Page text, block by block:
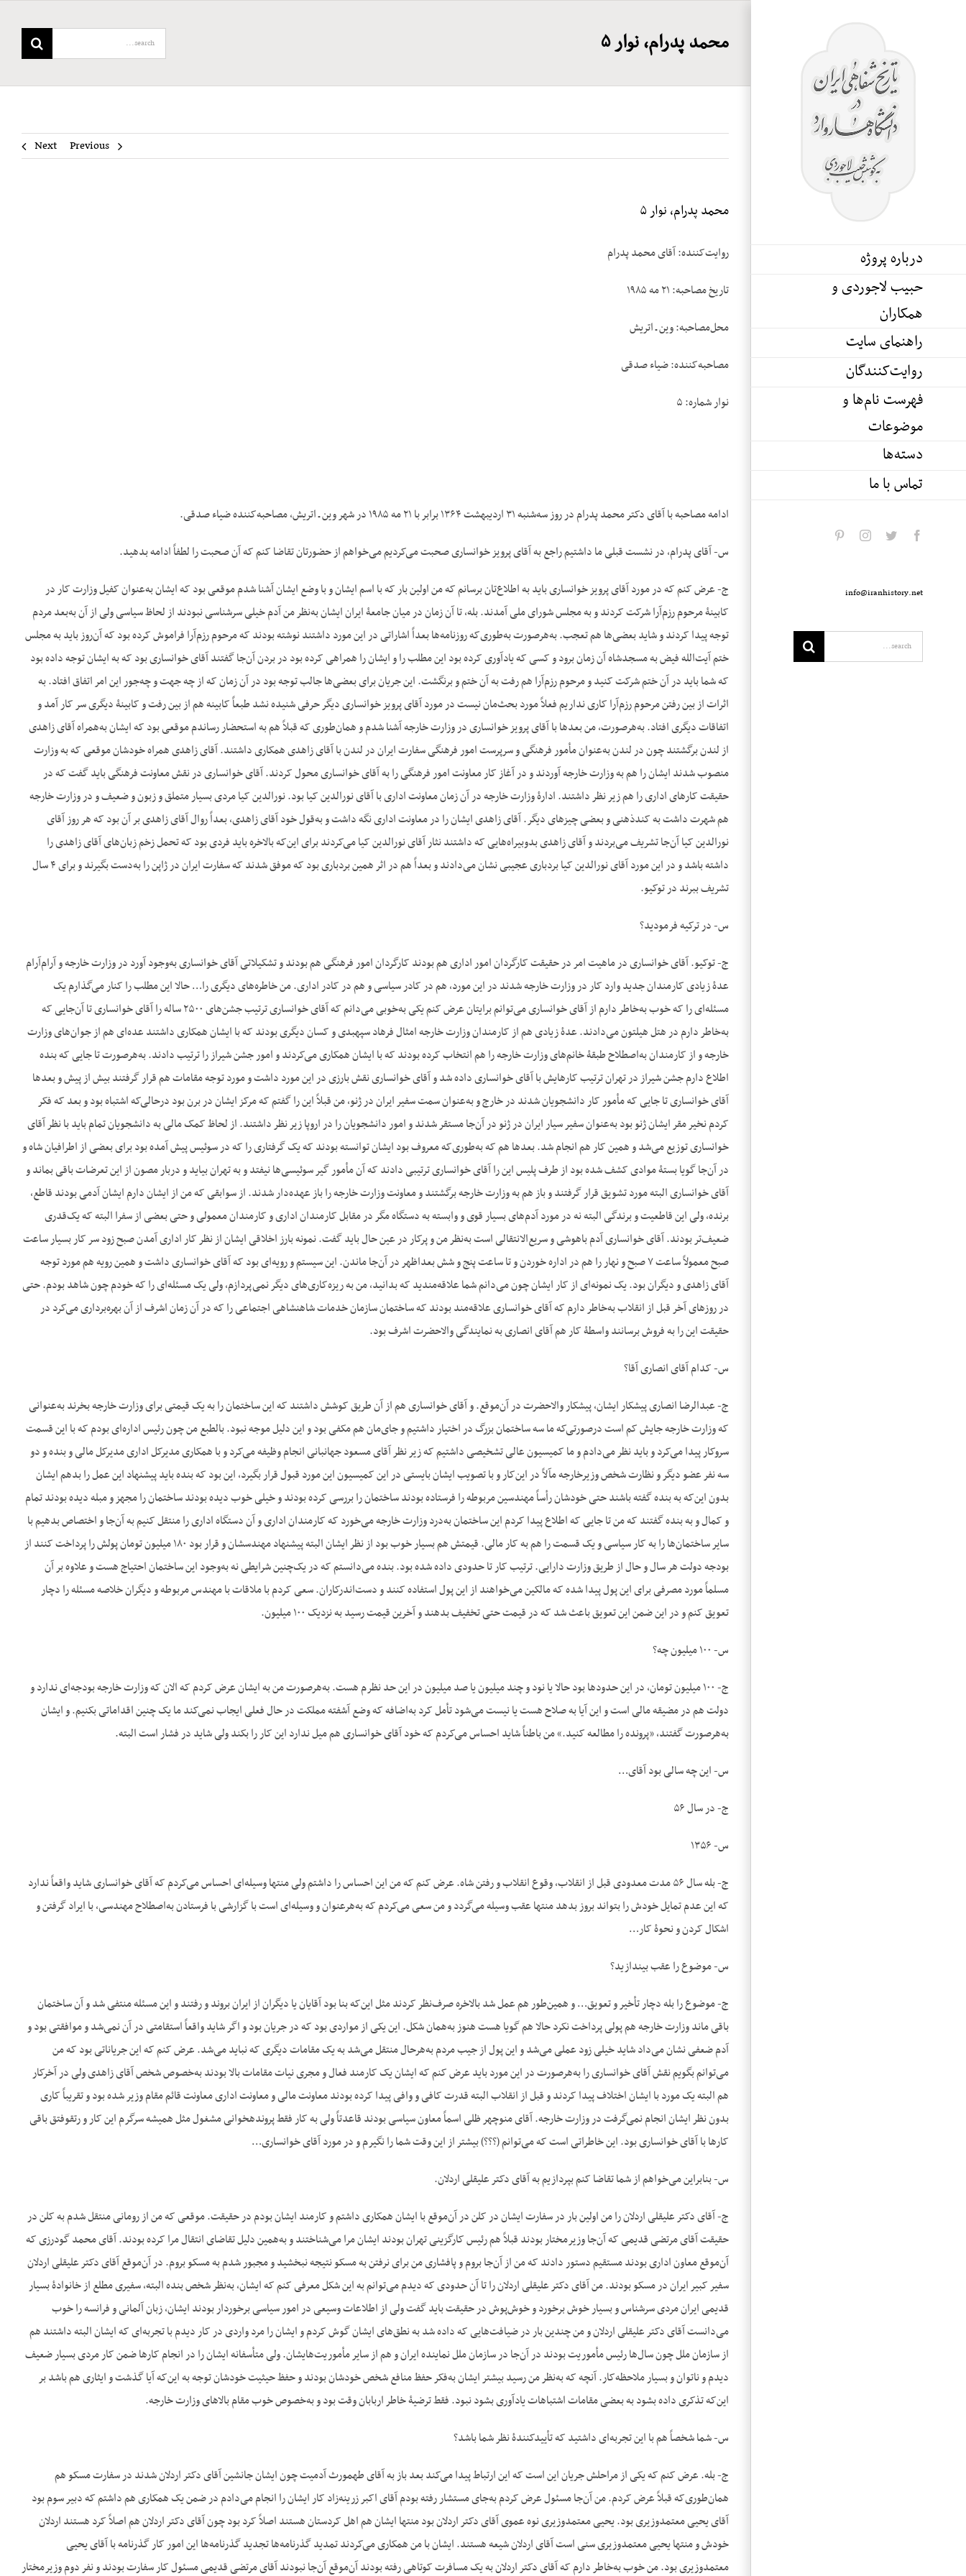
درباره پروژه
حبیب لاجوردی و
همکاران
راهنمای سایت
روایت‌کنندگان
فهرست نام‌ها و
موضوعات
دسته‌ها
تماس با ما
facebook
twitter
instagram
info@iranhistory.net
محمد پدرام، نوار ۵
Search
for:
Previous
Next
محمد پدرام، نوار ۵
روایت‌کننده: آقای محمد پدرام
تاریخ مصاحبه: ۲۱ مه ۱۹۸۵
محل‌مصاحبه: وین ـ اتریش
مصاحبه‌کننده: ضیاء صدقی
نوار شماره: ۵
‌ادامه مصاحبه با آقای دکتر محمد پدرام در روز سه‌شنبه ۳۱ اردیبهشت ۱۳۶۴ برابر با ۲۱ مه ۱۹۸۵ در شهر وین ـ اتریش، مصاحبه‌کننده ضیاء صدقی.
س- آقای پدرام، در نشست قبلی ما داشتیم راجع به آقای پرویز خوانساری صحبت می‌کردیم می‌خواهم از حضورتان تقاضا کنم که آن صحبت را لطفاً ادامه بدهید.
ج- عرض کنم که در مورد آقای پرویز خوانساری باید به اطلاع‌تان برسانم که من اولین بار که با اسم ایشان و با وضع ایشان آشنا شدم موقعی بود که ایشان به‌عنوان کفیل وزارت کار در
کابینۀ مرحوم رزم‌آرا شرکت کردند و به مجلس شورای ملی آمدند. بله، تا آن زمان در میان جامعۀ ایران ایشان به‌نظر من آدم خیلی سرشناسی نبودند از لحاظ سیاسی ولی از آن به‌بعد مردم
توجه پیدا کردند و شاید بعضی‌ها هم تعجب. به‌هرصورت به‌طوری‌که روزنامه‌ها بعداً اشاراتی در این مورد داشتند نوشته بودند که مرحوم رزم‌آرا فراموش کرده بود که آن‌روز باید به مجلس
ختم آیت‌الله فیض به مسجدشاه آن زمان برود و کسی که یادآوری کرده بود این مطلب را و ایشان را همراهی کرده بود در بردن آن‌جا گفتند آقای خوانساری بود که به ایشان توجه داده بود
که شما باید در آن ختم شرکت کنید و مرحوم رزم‌آرا هم رفت به آن ختم و برنگشت. این جریان برای بعضی‌ها جالب توجه بود در آن زمان که از چه جهت و چه‌جور این امر اتفاق افتاد. به
اثرات از بین رفتن مرحوم رزم‌آرا کاری نداریم فعلاً مورد بحث‌مان نیست در مورد آقای پرویز خوانساری دیگر حرفی شنیده نشد طبعاً کابینه هم از بین رفت و کابینۀ دیگری سر کار آمد و
اتفاقات دیگری افتاد. به‌هرصورت، من بعدها با آقای پرویز خوانساری در وزارت خارجه آشنا شدم و همان‌طوری که قبلاً هم به استحضار رساندم موقعی بود که ایشان به‌همراه آقای زاهدی
از لندن برگشتند چون در لندن به‌عنوان مأمور فرهنگی و سرپرست امور فرهنگی سفارت ایران در لندن با آقای زاهدی همکاری داشتند. آقای زاهدی همراه خودشان موقعی که به وزارت
منصوب شدند ایشان را هم به وزارت خارجه آوردند و در آغاز کار معاونت امور فرهنگی را به آقای خوانساری محول کردند. آقای خوانساری در نقش معاونت فرهنگی باید گفت که در
حقیقت کارهای اداری را هم زیر نظر داشتند. ادارۀ وزارت خارجه در آن زمان معاونت اداری با آقای نورالدین کیا بود. نورالدین کیا مردی بسیار متملق و زبون و ضعیف و در وزارت خارجه
هم شهرت داشت به کندذهنی و بعضی چیزهای دیگر. آقای زاهدی ایشان را در معاونت اداری نگه داشت و به‌قول خود آقای زاهدی، بعداً روال آقای زاهدی بر آن بود که هر روز آقای
نورالدین کیا آن‌جا تشریف می‌بردند و آقای زاهدی بدوبیراه‌هایی که داشتند نثار آقای نورالدین کیا می‌کردند برای این‌که بالاخره باید فردی بود که تحمل زخم زبان‌های آقای زاهدی را
داشته باشد و در این مورد آقای نورالدین کیا بردباری عجیبی نشان می‌دادند و بعداً هم در اثر همین بردباری بود که موفق شدند که سفارت ایران در ژاپن را به‌دست بگیرند و برای ۴ سال
تشریف ببرند در توکیو.
س- در ترکیه فرمودید؟
ج- توکیو. آقای خوانساری در ماهیت امر در حقیقت کارگردان امور اداری هم بودند کارگردان امور فرهنگی هم بودند و تشکیلاتی آقای خوانساری به‌وجود آورد در وزارت خارجه و آرام‌آرام
عدۀ زیادی کارمندان جدید وارد کار در وزارت خارجه شدند در این مورد، هم در کادر سیاسی و هم در کادر اداری. من خاطره‌های دیگری را… حالا این مطلب را کنار می‌گذارم یک
مسئله‌ای را که خوب به‌خاطر دارم از آقای خوانساری می‌توانم برایتان عرض کنم یکی به‌خوبی می‌دانم که آقای خوانساری ترتیب جشن‌های ۲۵۰۰ ساله را آقای خوانساری تا آن‌جایی که
به‌خاطر دارم در هتل هیلتون می‌دادند. عدۀ زیادی هم از کارمندان وزارت خارجه امثال فرهاد سپهبدی و کسان دیگری بودند که با ایشان همکاری داشتند عده‌ای هم از جوان‌های وزارت
خارجه و از کارمندان به‌اصطلاح طبقۀ خانم‌های وزارت خارجه را هم انتخاب کرده بودند که با ایشان همکاری می‌کردند و امور جشن شیراز را ترتیب دادند. به‌هرصورت تا جایی که بنده
اطلاع دارم جشن شیراز در تهران ترتیب کارهایش با آقای خوانساری داده شد و آقای خوانساری نقش بارزی در این مورد داشت و مورد توجه مقامات هم قرار گرفتند بیش از پیش و بعدها
آقای خوانساری تا جایی که مأمور کار دانشجویان شدند در خارج و به‌عنوان سمت سفیر ایران در ژنو، من قبلاً این را گفتم که مرکز ایشان در برن بود درحالی‌که اشتباه بود و بعد که فکر
کردم نخیر مقر ایشان ژنو بود به‌عنوان سفیر سیار ایران در ژنو در آن‌جا مستقر شدند و امور دانشجویان را در اروپا زیر نظر داشتند. از لحاظ کمک مالی به دانشجویان تمام باید با نظر آقای
خوانساری توزیع می‌شد و همین کار هم انجام شد. بعدها هم که به‌طوری‌که معروف بود ایشان توانسته بودند که یک گرفتاری را که در سوئیس پیش آمده بود برای بعضی از اطرافیان شاه و
در آن‌جا گویا بستۀ موادی کشف شده بود از طرف پلیس این را آقای خوانساری ترتیبی دادند که آن مأمور گیر سوئیسی‌ها نیفتد و به تهران بیاید و دربار مصون از این تعرضات باقی بماند و
آقای خوانساری البته مورد تشویق قرار گرفتند و باز هم به وزارت خارجه برگشتند و معاونت وزارت خارجه را باز عهده‌دار شدند. از سوابقی که من از ایشان دارم ایشان آدمی بودند قاطع،
برنده، ولی این قاطعیت و برندگی البته نه در مورد آدم‌های بسیار قوی و وابسته به دستگاه مگر در مقابل کارمندان اداری و کارمندان معمولی و حتی بعضی از سفرا البته که یک‌قدری
ضعیف‌تر بودند. آقای خوانساری آدم باهوشی و سریع‌الانتقالی است به‌نظر من و پرکار در عین حال باید گفت. نمونه بارز اخلاقی ایشان از نظر کار اداری آمدن صبح زود سر کار بسیار ساعت
صبح معمولاً ساعت ۷ صبح و نهار را هم در اداره خوردن و تا ساعت پنج و شش بعداظهر در آن‌جا ماندن. این سیستم و رویه‌ای بود که آقای خوانساری داشت و همین رویه هم مورد توجه
آقای زاهدی و دیگران بود. یک نمونه‌ای از کار ایشان چون می‌دانم شما علاقه‌مندید که بدانید، من به ریزه‌کاری‌های دیگر نمی‌پردازم، ولی یک مسئله‌ای را که خودم چون شاهد بودم. حتی
در روزهای آخر قبل از انقلاب به‌خاطر دارم که آقای خوانساری علاقه‌مند بودند که ساختمان سازمان خدمات شاهنشاهی اجتماعی را که در آن زمان اشرف از آن بهره‌برداری می‌کرد در
حقیقت این را به فروش برسانند واسطۀ کار هم آقای انصاری به نمایندگی والاحضرت اشرف بود.
س- کدام آقای انصاری آقا؟
ج- عبدالرضا انصاری پیشکار ایشان، پیشکار والاحضرت در آن‌موقع. و آقای خوانساری هم از آن طریق کوشش داشتند که این ساختمان را به یک قیمتی برای وزارت خارجه بخرند به‌عنوانی
که وزارت خارجه جایش کم است درصورتی‌که ما سه ساختمان بزرگ در اختیار داشتیم و جای‌مان هم مکفی بود و این دلیل موجه نبود. بالطبع من چون رئیس اداره‌ای بودم که با این قسمت
سروکار پیدا می‌کرد و باید نظر می‌دادم و ما کمیسیون عالی تشخیصی داشتیم که زیر نظر آقای مسعود جهانبانی انجام وظیفه می‌کرد و با همکاری مدیرکل اداری مدیرکل مالی و بنده و دو
سه نفر عضو دیگر و نظارت شخص وزیرخارجه مآلاً در این‌کار و با تصویب ایشان بایستی در این کمیسیون این مورد قبول قرار بگیرد، این بود که بنده باید پیشنهاد این عمل را بدهم ایشان
بدون این‌که به بنده گفته باشند حتی خودشان رأساً مهندسین مربوطه را فرستاده بودند ساختمان را بررسی کرده بودند و خیلی خوب دیده بودند ساختمان را مجهز و مبله دیده بودند تمام
و کمال و به بنده گفتند که من تا جایی که اطلاع پیدا کردم این ساختمان به‌درد وزارت خارجه می‌خورد که کارمندان اداری و آن دستگاه اداری را منتقل کنیم به آن‌جا و اختصاص بدهیم با
سایر ساختمان‌ها را به کار سیاسی و یک قسمت را هم به کار مالی. قیمتش هم بسیار خوب بود از نظر ایشان البته پیشنهاد مهندسشان و قرار بود ۱۸۰ میلیون تومان پولش را پرداخت کنند از
بودجه دولت هر سال و حال از طریق وزارت دارایی. ترتیب کار تا حدودی داده شده بود. بنده می‌دانستم که در یک‌چنین شرایطی نه به‌وجود این ساختمان احتیاج هست و علاوه بر آن
مسلماً مورد مصرفی برای این پول پیدا شده که مالکین می‌خواهند از این پول استفاده کنند و دست‌اندرکاران. سعی کردم با ملاقات با مهندس مربوطه و دیگران خلاصه مسئله را دچار
تعویق کنم و در این ضمن این تعویق باعث شد که در قیمت حتی تخفیف بدهند و آخرین قیمت رسید به نزدیک ۱۰۰ میلیون.
س- ۱۰۰ میلیون چه؟
ج- ۱۰۰ میلیون تومان، در این حدودها بود حالا یا نود و چند میلیون یا صد میلیون در این حد نظرم هست. به‌هرصورت من به ایشان عرض کردم که الان که وزارت خارجه بودجه‌ای ندارد و
دولت هم در مضیقه مالی است و این آیا به صلاح هست یا نیست می‌شود تأمل کرد به‌اضافه که وضع آشفته مملکت در حال فعلی ایجاب نمی‌کند ما یک چنین اقداماتی بکنیم. و ایشان
به‌هرصورت گفتند، «پرونده را مطالعه کنید.» من باطناً شاید احساس می‌کردم که خود آقای خوانساری هم میل ندارد این کار را بکند ولی شاید در فشار است البته.
س- این چه سالی بود آقای…
ج- در سال ۵۶
س- ۱۳۵۶
ج- بله سال ۵۶ مدت معدودی قبل از انقلاب، وقوع انقلاب و رفتن شاه. عرض کنم که من این احساس را داشتم ولی منتها وسیله‌ای احساس می‌کردم که آقای خوانساری شاید واقعاً ندارد
که این عدم تمایل خودش را بتواند بروز بدهد منتها عقب وسیله می‌گردد و من سعی می‌کردم که به‌هرعنوان و وسیله‌ای است با گزارشی با فرستادن به‌اصطلاح مهندسی، با ایراد گرفتن و
اشکال کردن و نحوۀ کار…
س- موضوع را عقب بیندازید؟
ج- موضوع را بله دچار تأخیر و تعویق… و همین‌طور هم عمل شد بالاخره صرف‌نظر کردند مثل این‌که بنا بود آقایان یا دیگران از ایران بروند و رفتند و این مسئله منتفی شد و آن ساختمان
باقی ماند وزارت خارجه هم پولی پرداخت نکرد حالا هم گویا هست هنوز به‌همان شکل. این یکی از مواردی بود که در جریان بود و اگر شاید واقعاً استقامتی در آن نمی‌شد و موافقتی بود و
آدم ضعفی نشان می‌داد شاید خیلی زود عملی می‌شد و این پول از جیب مردم به‌هرحال منتقل می‌شد به یک مقامات دیگری که نباید می‌شد. عرض کنم که این جریاناتی بود که من
می‌توانم بگویم نقش آقای خوانساری را به‌هرصورت در این مورد باید عرض کنم که ایشان یک کارمند فعال و مجری نیات مقامات بالا بودند به‌خصوص شخص آقای زاهدی ولی در آخرکار
هم البته یک مورد با ایشان اختلاف پیدا کردند و قبل از انقلاب البته قدرت کافی و وافی پیدا کرده بودند معاونت مالی و معاونت اداری معاونت قائم مقام وزیر شده بود و تقریباً کاری
بدون نظر ایشان انجام نمی‌گرفت در وزارت خارجه. آقای منوچهر ظلی اسماً معاون سیاسی بودند قاعدتاً ولی به کار فقط پرونده‏خوانی مشغول مثل همیشه سرگرم این کار و رتق‏وفتق باقی
کارها با آقای خوانساری بود. این خاطراتی است که می‌توانم (؟؟؟) بیشتر از این وقت شما را نگیرم و در مورد آقای خوانساری…
س- بنابراین می‌خواهم از شما تقاضا کنم بپردازیم به آقای دکتر علیقلی اردلان.
ج- آقای دکتر علیقلی اردلان را من اولین بار در سفارت ایشان در کلن در آن‌موقع با ایشان همکاری داشتم و کارمند ایشان بودم در حقیقت. موقعی که من از رومانی منتقل شدم به کلن در
حقیقت آقای مرتضی قدیمی که آن‌جا وزیرمختار بودند قبلاً هم رئیس کارگزینی تهران بودند ایشان مرا می‌شناختند و به‌همین دلیل تقاضای انتقال مرا کرده بودند. آقای محمد گودرزی که
آن‌موقع معاون اداری بودند مستقیم دستور دادند که من از آن‌جا بروم و پافشاری من برای نرفتن به مسکو نتیجه نبخشید و مجبور شدم به مسکو بروم. در آن‌موقع آقای دکتر علیقلی اردلان
سفیر کبیر ایران در مسکو بودند. من آقای دکتر علیقلی اردلان را تا آن حدودی که دیدم می‌توانم به این شکل معرفی کنم که ایشان، به‌نظر شخص بنده البته، سفیری مطلع از خانوادۀ بسیار
قدیمی ایران مردی سرشناس و بسیار خوش برخورد و خوش‌پوش در حقیقت باید گفت ولی از اطلاعات وسیعی در امور سیاسی برخوردار بودند ایشان، زبان آلمانی و فرانسه را خوب
می‌دانست آقای دکتر علیقلی اردلان و من چندین بار در ضیافت‌هایی که داده شد به نطق‌های ایشان گوش کردم و ایشان را مرد واردی در کار دیدم با تجربه‌ای که ایشان البته داشتند هم
از سازمان ملل چون سال‌ها رئیس مأموریت بودند در آن‌جا در سازمان ملل نماینده ایران و هم از سایر مأموریت‌هایشان. ولی متأسفانه ایشان را در انجام کارها ضمن کار مردی بسیار ضعیف
دیدم و ناتوان و بسیار ملاحظه‌کار. آنچه که به‌نظر من رسید بیشتر ایشان به‌فکر حفظ منافع شخص خودشان بودند و حفظ حیثیت خودشان توجه به این‌که آیا گذشت و ایثاری هم باشد بر
این‌که تذکری داده بشود به بعضی مقامات اشتباهات یادآوری بشود نبود. فقط ترضیۀ خاطر اربابان وقت بود و به‌خصوص خوب مقام بالاهای وزارت خارجه.
س- شما شخصاً هم با این تجربه‌ای داشتید که تأییدکنندۀ نظر شما باشد؟
ج- بله. عرض کنم که یکی از مراحلش جریان این است که این ارتباط پیدا می‌کند بعد باز به آقای طهمورث آدمیت چون ایشان جانشین آقای دکتر اردلان شدند در سفارت مسکو هم
همان‌طوری‌که قبلاً عرض کردم. من آن‌جا مسئول عرض کردم به‌جای مستشار رفته بودم آقای اکبر زرینه‌زاد کار ایشان را انجام می‌دادم در ضمن یک همکاری هم داشتم که دبیر سوم بود
آقای یحیی معتمدوزیری بود. یحیی معتمدوزیری نوه عموی آقای دکتر اردلان بود منتها ایشان هم اهل کردستان هستند اصلاً کرد بود چون آقای دکتر اردلان هم اصلاً کرد هستند اردلان
خودش و منتها یحیی معتمدوزیری سنی است آقای اردلان شیعه هستند. ایشان با من همکاری می‌کردند تمدید گذرنامه‌ها تجدید گذرنامه‌ها این امور کار گذرنامه با آقای یحیی
معتمدوزیری بود. من خوب به‌خاطر دارم که آقای دکتر اردلان به یک مسافرت کوتاهی رفته بودند آن‌موقع آن‌جا نبودند آقای مرتضی قدیمی مسئول کار سفارت بودند و نفر دوم وزیرمختار